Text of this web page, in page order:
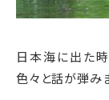
日本海に出た
色々と話が弾み